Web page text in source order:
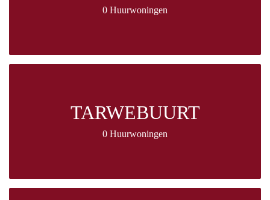
0 Huurwoningen
TARWEBUURT
0 Huurwoningen